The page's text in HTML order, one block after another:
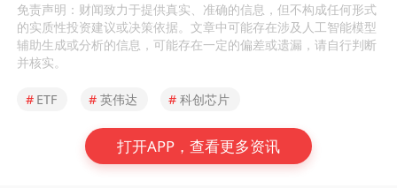
免责声明：财闻致力于提供真实、准确的信息，但不构成任何形式
的实质性投资建议或决策依据。文章中可能存在涉及人工智能模型
辅助生成或分析的信息，可能存在一定的偏差或遗漏，请自行判断
并核实。
# ETF # 英伟达 # 科创芯片
打开APP，查看更多资讯